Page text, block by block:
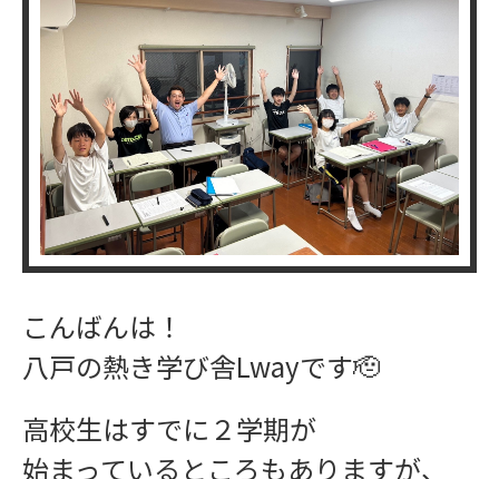
ワークショップ
こんばんは！
八戸の熱き学び舎Lwayです🫡
高校生はすでに２学期が
始まっているところもありますが、